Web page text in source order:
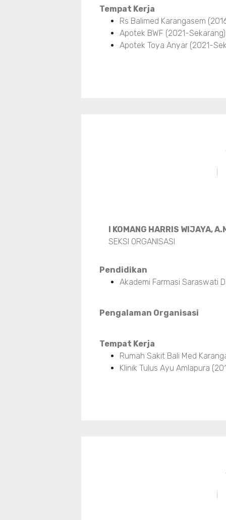
Tempat Kerja
Rs Balimed Karangasem
Apotek BWF (2021-Sekarang)
Apotek Toya Anyar (2021-
I KOMANG HARRIS WIJAYA,
SEKSI ORGANISASI
Pendidikan
Akademi Farmasi Saraswati
Pengalaman Organisasi
Tempat Kerja
Rumah Sakit Bali Med
Klinik Tulus Ayu Amlapura